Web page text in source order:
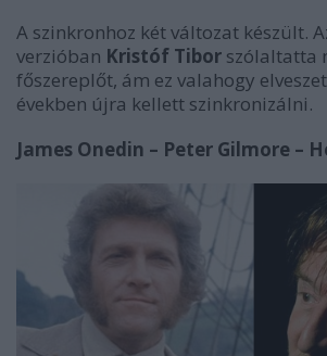
A szinkronhoz két változat készült.
verzióban Kristóf Tibor szólaltatta
főszereplőt, ám ez valahogy
években újra kellett szinkronizálni.
James Onedin – Peter Gilmore –